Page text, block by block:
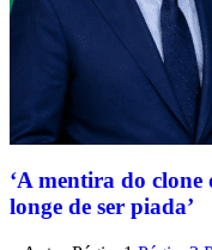
‘A mentira do clone
longe de ser piada’